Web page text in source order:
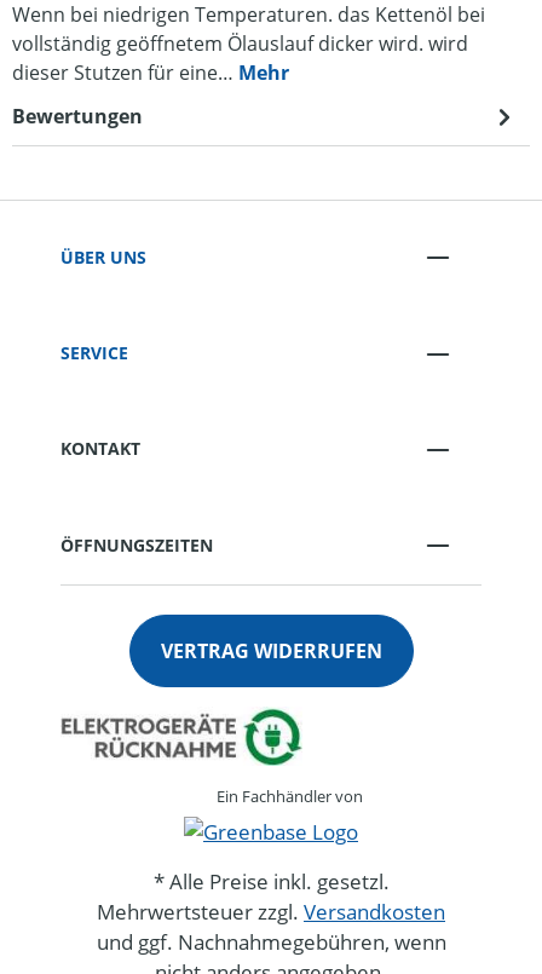
Wenn bei niedrigen Temperaturen. das Kettenöl bei
vollständig geöffnetem Ölauslauf dicker wird. wird
dieser Stutzen für eine… Mehr
Bewertungen
ÜBER UNS
SERVICE
KONTAKT
ÖFFNUNGSZEITEN
VERTRAG WIDERRUFEN
Ein Fachhändler von
* Alle Preise inkl. gesetzl.
Mehrwertsteuer zzgl. Versandkosten
und ggf. Nachnahmegebühren, wenn